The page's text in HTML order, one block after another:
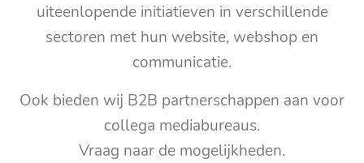
uiteenlopende initiatieven in verschillende
sectoren met hun website, webshop en
communicatie.
Ook bieden wij B2B partnerschappen aan voor
collega mediabureaus.
Vraag naar de mogelijkheden.